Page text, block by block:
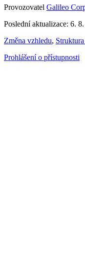
Provozovatel Galileo
Poslední aktualizace: 6.
Změna vzhledu,
Prohlášení o přístupnosti